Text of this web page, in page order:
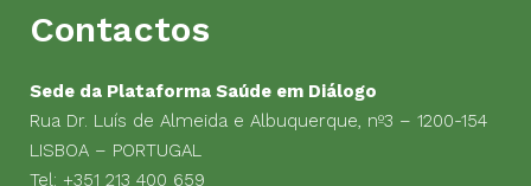
Contactos
Sede da Plataforma Saúde em Diálogo
Rua Dr. Luís de Almeida e Albuquerque, nº3 – 1200-154
LISBOA – PORTUGAL
Tel: +351 213 400 659